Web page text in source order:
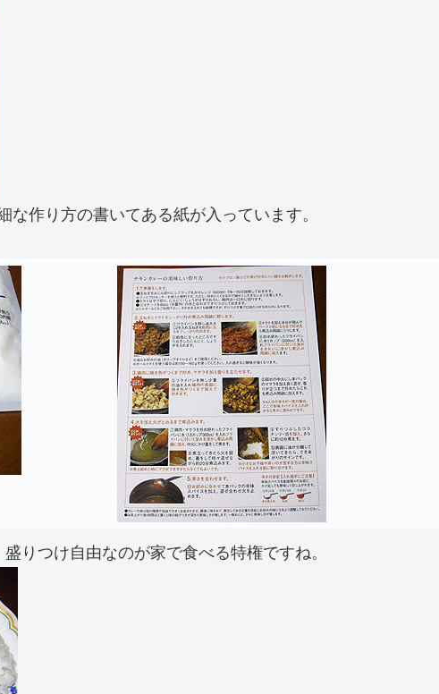
作り方の書いてある紙が入っています。
りつけ自由なのが家で食べる特権ですね。